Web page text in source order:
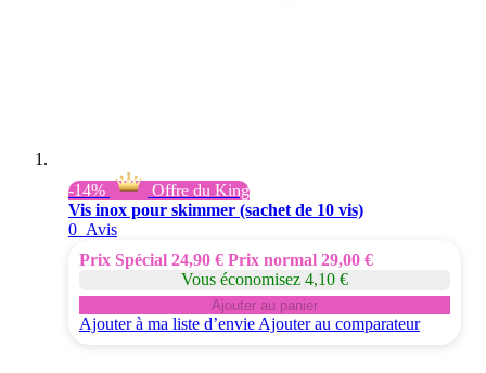
-14%
Offre du King
Vis inox pour skimmer (sachet de 10 vis)
0 Avis
Prix Spécial 24,90 € Prix normal 29,00 €
Vous économisez 4,10 €
Ajouter au panier
Ajouter à ma liste d’envie Ajouter au comparateur